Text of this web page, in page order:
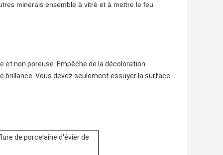
minerais ensemble à vitré et à mettre le feu
et non poreuse. Empêche de la décoloration
Vous devez seulement essuyer la surface
de porcelaine d'évier de